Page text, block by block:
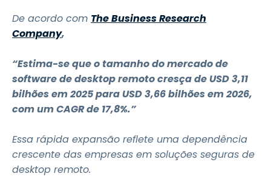
De acordo com The Business Research
Company,
“Estima-se que o tamanho do mercado de
software de desktop remoto cresça de USD 3,11
bilhões em 2025 para USD 3,66 bilhões em 2026,
com um CAGR de 17,8%.”
Essa rápida expansão reflete uma dependência
crescente das empresas em soluções seguras de
desktop remoto.